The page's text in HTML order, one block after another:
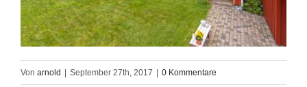
Von arnold September 27th, 2017 0 Kommentare